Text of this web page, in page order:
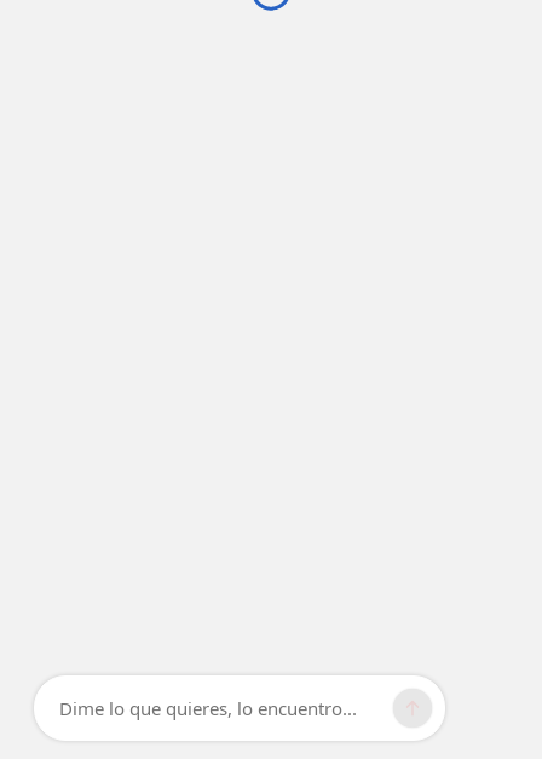
Dime lo que quieres, lo encuentro...